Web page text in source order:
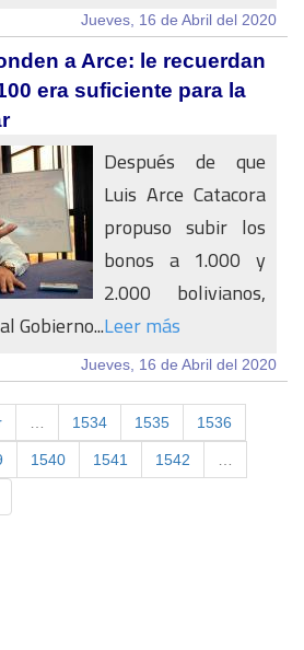
Jueves, 16 de Abril del 2020
a Arce: le recuerdan
era suficiente para la
Después de que
Luis Arce Catacora
propuso subir los
bonos a 1.000 y
2.000 bolivianos,
Gobierno...Leer más
Jueves, 16 de Abril del 2020
1534 1535 1536
1540 1541 1542